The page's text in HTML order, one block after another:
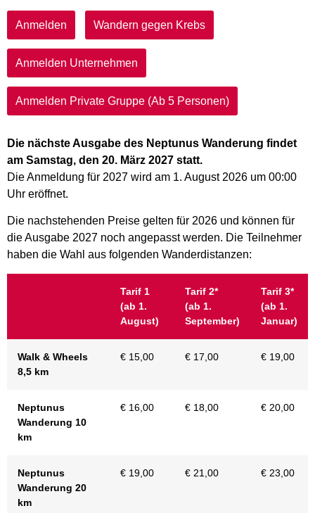
Anmelden Wandern gegen Krebs
Anmelden Unternehmen
Anmelden Private Gruppe (Ab 5 Personen)
Die nächste Ausgabe des Neptunus Wanderung findet
am Samstag, den 20. März 2027 statt.
Die Anmeldung für 2027 wird am 1. August 2026 um 00:00
Uhr eröffnet.
Die nachstehenden Preise gelten für 2026 und können für
die Ausgabe 2027 noch angepasst werden. Die Teilnehmer
haben die Wahl aus folgenden Wanderdistanzen:
Tarif 1
(ab 1.
August)
Tarif 2*
(ab 1.
September)
Tarif 3*
(ab 1.
Januar)
Walk & Wheels
8,5 km
€ 15,00 € 17,00 € 19,00
Neptunus
Wanderung 10
km
€ 16,00 € 18,00 € 20,00
Neptunus
Wanderung 20
km
€ 19,00 € 21,00 € 23,00